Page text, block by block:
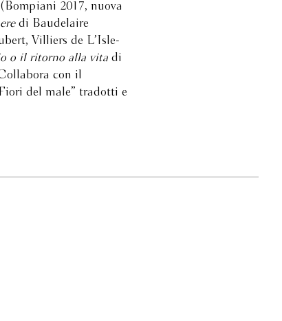
2017, nuova
di Baudelaire
Villiers de L’Isle-
o il ritorno alla vita di
con il
del male” tradotti e